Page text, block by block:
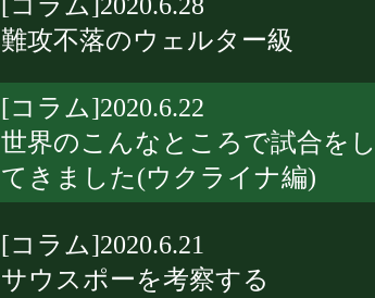
難攻不落のウェルター級
[コラム]2020.6.22
世界のこんなところで試合を
てきました(ウクライナ編)
[コラム]2020.6.21
サウスポーを考察する